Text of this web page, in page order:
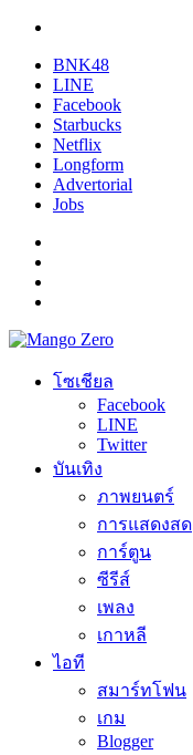
BNK48
LINE
Facebook
Starbucks
Netflix
Longform
Advertorial
Jobs
โซเชียล
Facebook
LINE
Twitter
บันเทิง
ภาพยนตร์
การแสดงสด
การ์ตูน
ซีรีส์
เพลง
เกาหลี
ไอที
สมาร์ทโฟน
เกม
Blogger